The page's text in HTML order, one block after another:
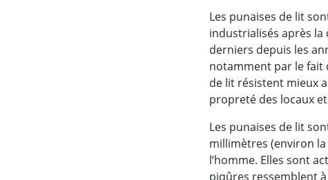
Les punaises de lit
industrialisés après
derniers depuis les
notamment par le fait
de lit résistent mieux
propreté des locaux
Les punaises de lit
millimètres (environ
l’homme. Elles sont
piqûres ressemblent